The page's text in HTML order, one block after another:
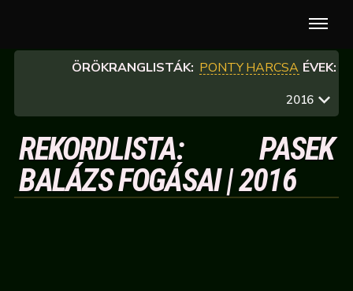
ÖRÖKRANGLISTÁK: PONTYHARCSA ÉVEK:
2016
REKORDLISTA: PASEK
BALÁZS FOGÁSAI | 2016